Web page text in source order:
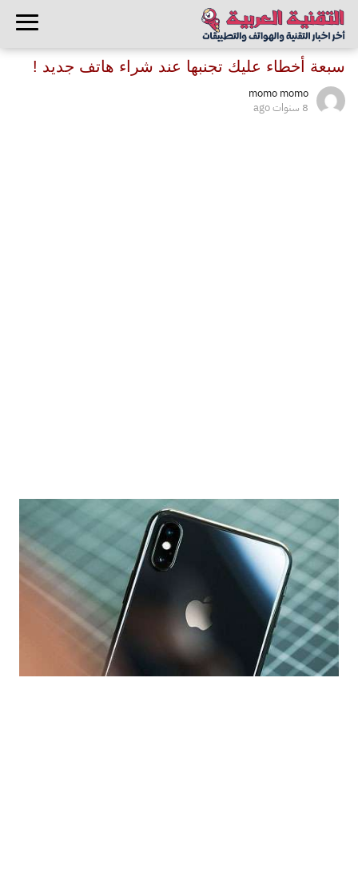
سبعة أخطاء عليك تجنبها عند شراء هاتف جديد !
momo momo
8 سنوات ago